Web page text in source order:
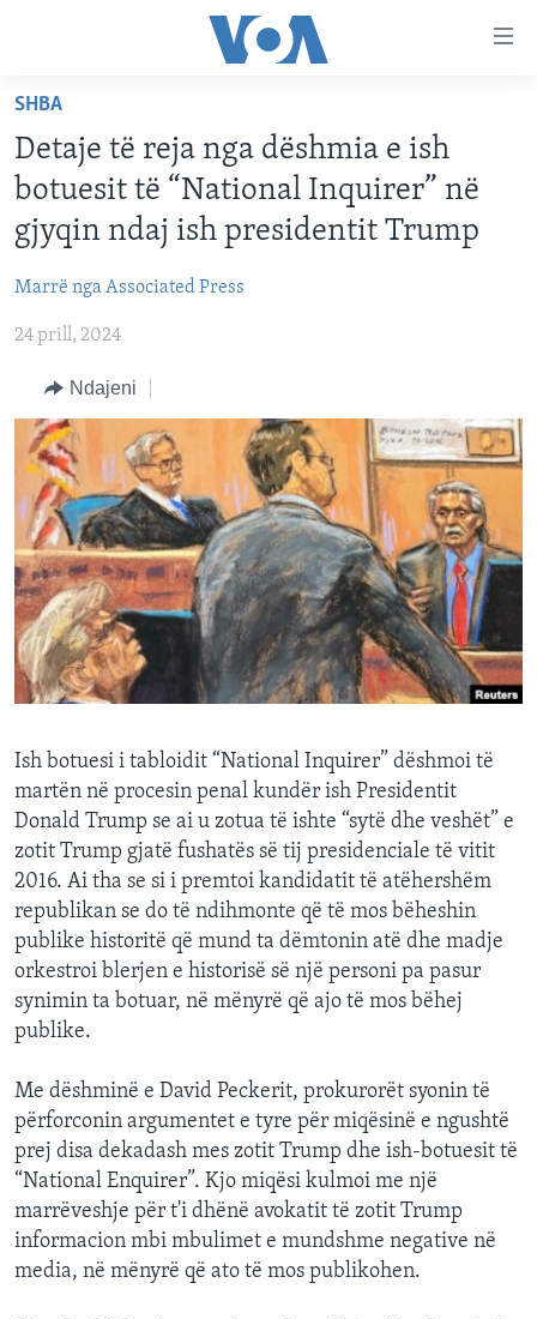
faqen
kryesore
Kalo
tek
faqja
Kalo
tek
KATEGORITË
AMERIKA
EVROPA
BOTA
MJEDISI
KULTURË
SHKENCË DHE TEKNOLOGJI
SHËNDETËSI
INTERVISTA
DITARI
DITARI
Learning English
FOLLOW US
Gjuhët
SHBA
Detaje të reja nga dëshmia e ish
botuesit të “National Inquirer” në
gjyqin ndaj ish presidentit Trump
Marrë nga Associated Press
24 prill, 2024
Ndajeni
Ish botuesi i tabloidit “National Inquirer” dëshmoi të
martën në procesin penal kundër ish Presidentit
Donald Trump se ai u zotua të ishte “sytë dhe veshët” e
zotit Trump gjatë fushatës së tij presidenciale të vitit
2016. Ai tha se si i premtoi kandidatit të atëhershëm
republikan se do të ndihmonte që të mos bëheshin
publike historitë që mund ta dëmtonin atë dhe madje
orkestroi blerjen e historisë së një personi pa pasur
synimin ta botuar, në mënyrë që ajo të mos bëhej
publike.
Me dëshminë e David Peckerit, prokurorët syonin të
përforconin argumentet e tyre për miqësinë e ngushtë
prej disa dekadash mes zotit Trump dhe ish-botuesit të
“National Enquirer”. Kjo miqësi kulmoi me një
marrëveshje për t'i dhënë avokatit të zotit Trump
informacion mbi mbulimet e mundshme negative në
media, në mënyrë që ato të mos publikohen.